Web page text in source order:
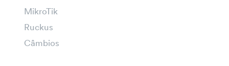
MikroTik
Ruckus
Câmbios